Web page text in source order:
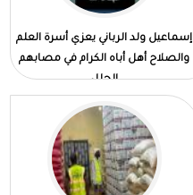
إسماعيل ولد الرباني يعزي أسرة العلم
والصلاح أهل أباه الكرام في مصابهم
الجلل